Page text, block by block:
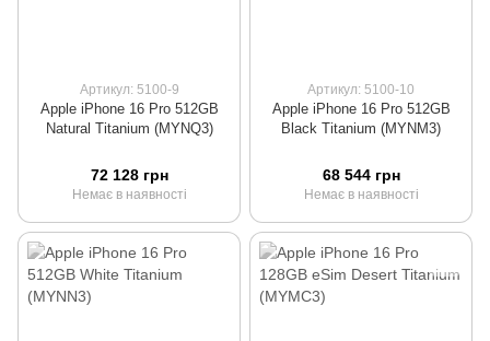
Артикул: 5100-9
Apple iPhone 16 Pro 512GB
Natural Titanium (MYNQ3)
72 128 грн
Немає в наявності
Артикул: 5100-10
Apple iPhone 16 Pro 512GB
Black Titanium (MYNM3)
68 544 грн
Немає в наявності